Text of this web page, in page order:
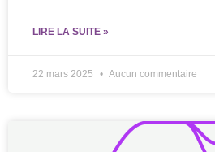
LIRE LA SUITE »
22 mars 2025 Aucun commentaire